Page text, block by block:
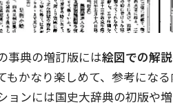
事典の増訂版には絵図での解
もかなり楽しめて、参考にな
ョンには国史大辞典の初版や